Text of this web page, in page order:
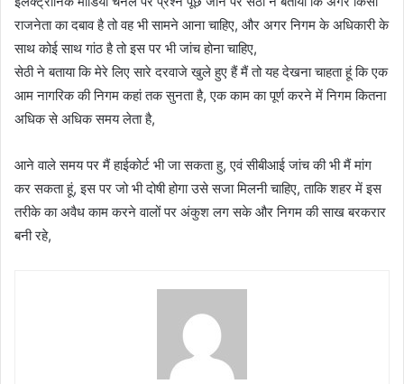
राजनेता का दबाव है तो वह भी सामने आना चाहिए, और अगर निगम के अधिकारी के
साथ कोई साथ गांठ है तो इस पर भी जांच होना चाहिए,
सेठी ने बताया कि मेरे लिए सारे दरवाजे खुले हुए हैं मैं तो यह देखना चाहता हूं कि एक
आम नागरिक की निगम कहां तक सुनता है, एक काम का पूर्ण करने में निगम कितना
अधिक से अधिक समय लेता है,
आने वाले समय पर मैं हाईकोर्ट भी जा सकता हु, एवं सीबीआई जांच की भी मैं मांग
कर सकता हूं, इस पर जो भी दोषी होगा उसे सजा मिलनी चाहिए, ताकि शहर में इस
तरीके का अवैध काम करने वालों पर अंकुश लग सके और निगम की साख बरकरार
बनी रहे,